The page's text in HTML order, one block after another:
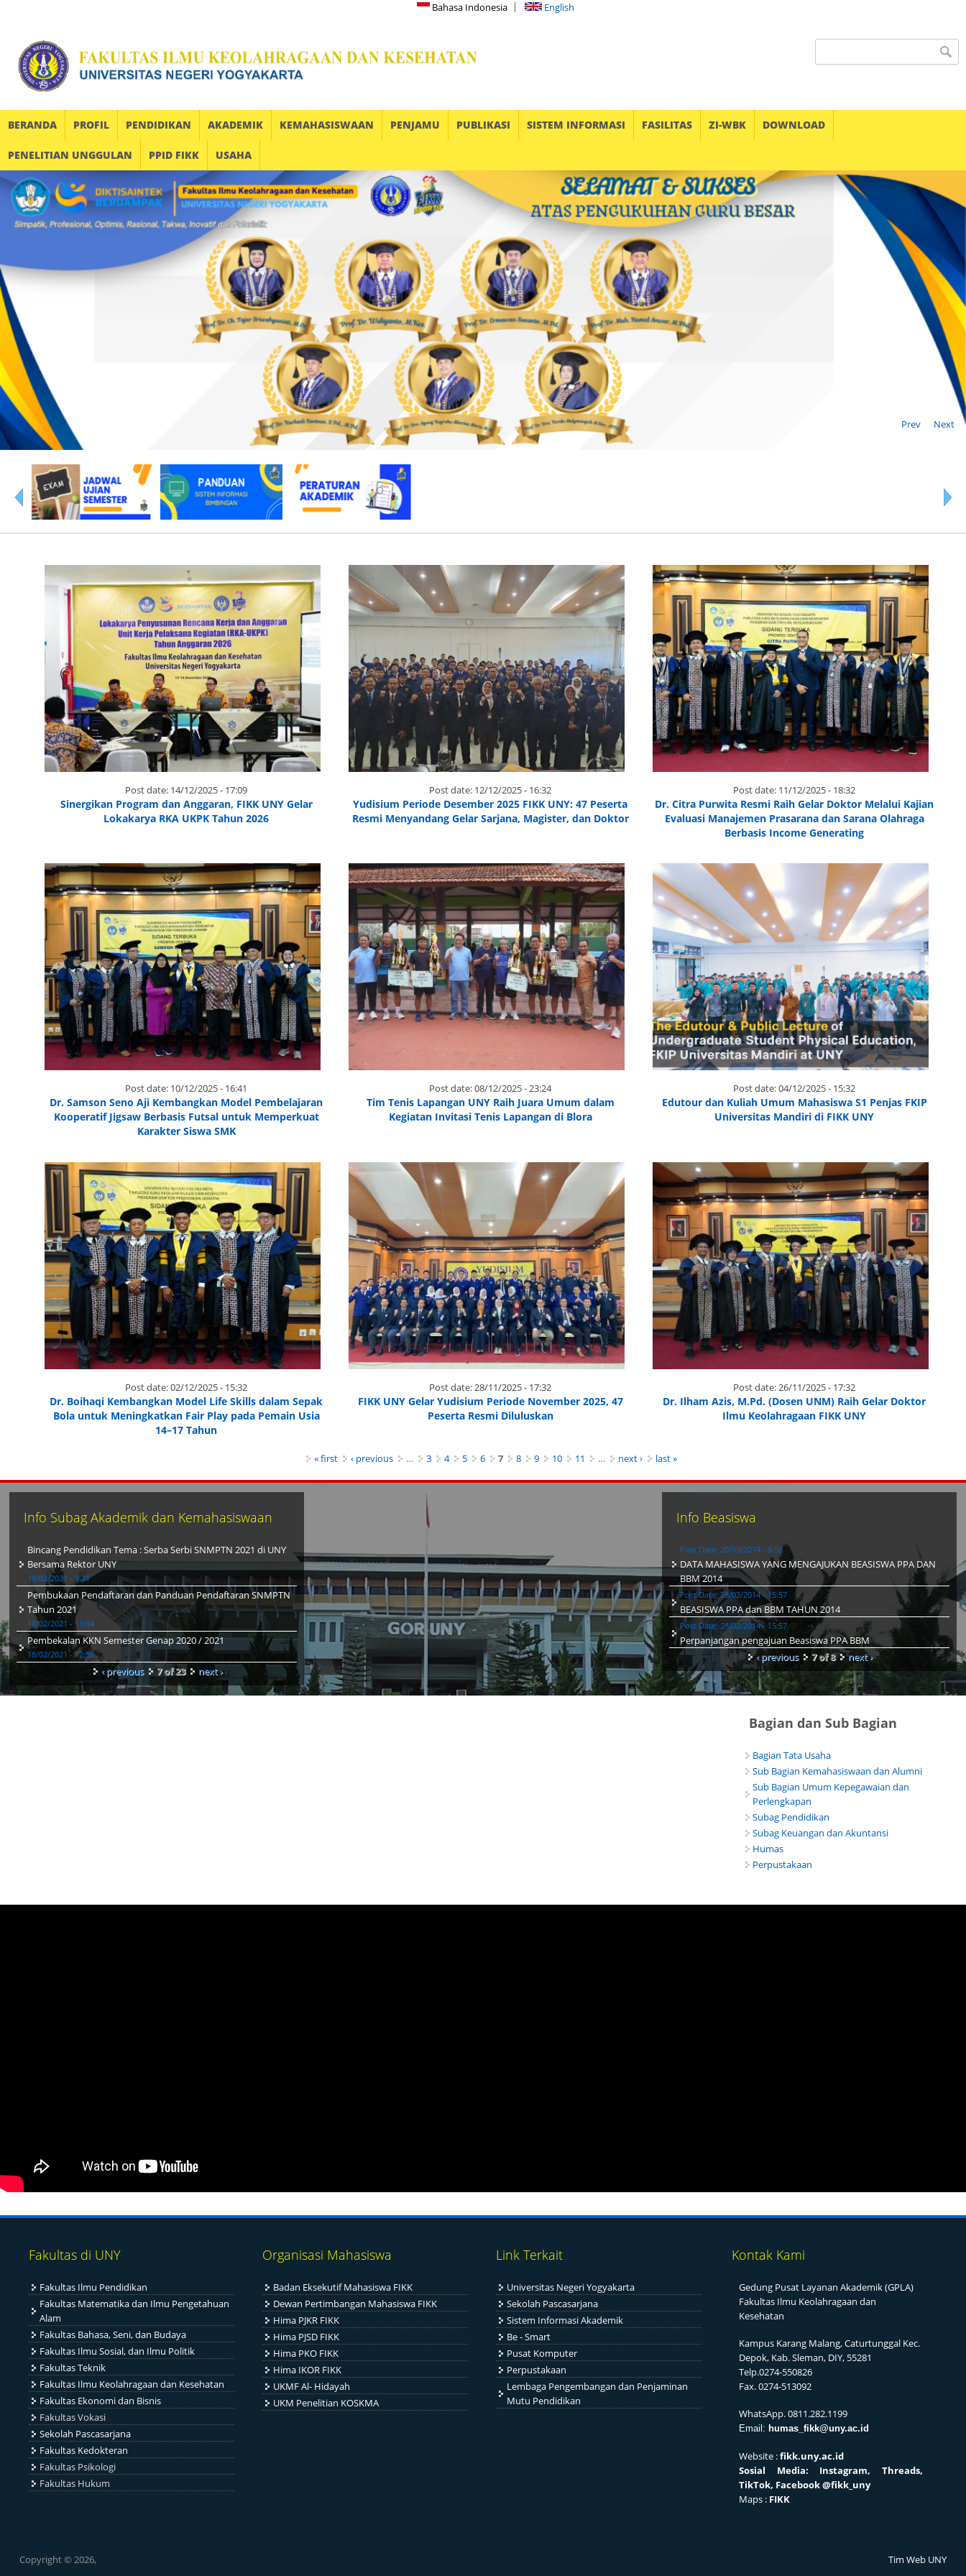
Bahasa Indonesia English
Search form
BERANDA PROFIL PENDIDIKAN AKADEMIK KEMAHASISWAAN PENJAMU PUBLIKASI SISTEM INFORMASI FASILITAS ZI-WBK DOWNLOAD
PENELITIAN UNGGULAN PPID FIKK USAHA
Prev Next
Post date: 14/12/2025 - 17:09
Sinergikan Program dan Anggaran, FIKK UNY Gelar
Lokakarya RKA UKPK Tahun 2026
Post date: 12/12/2025 - 16:32
Yudisium Periode Desember 2025 FIKK UNY: 47 Peserta
Resmi Menyandang Gelar Sarjana, Magister, dan Doktor
Post date: 11/12/2025 - 18:32
Dr. Citra Purwita Resmi Raih Gelar Doktor Melalui Kajian
Evaluasi Manajemen Prasarana dan Sarana Olahraga
Berbasis Income Generating
Post date: 10/12/2025 - 16:41
Dr. Samson Seno Aji Kembangkan Model Pembelajaran
Kooperatif Jigsaw Berbasis Futsal untuk Memperkuat
Karakter Siswa SMK
Post date:08/12/2025 - 23:24
Tim Tenis Lapangan UNY Raih Juara Umum dalam
Kegiatan Invitasi Tenis Lapangan di Blora
Post date:04/12/2025 - 15:32
Edutour dan Kuliah Umum Mahasiswa S1 Penjas FKIP
Universitas Mandiri di FIKK UNY
Post date:02/12/2025 - 15:32
Dr. Boihaqi Kembangkan Model Life Skills dalam Sepak
Bola untuk Meningkatkan Fair Play pada Pemain Usia
14–17 Tahun
Post date:28/11/2025 - 17:32
FIKK UNY Gelar Yudisium Periode November 2025, 47
Peserta Resmi Diluluskan
Post date:26/11/2025 - 17:32
Dr. Ilham Azis, M.Pd. (Dosen UNM) Raih Gelar Doktor
Ilmu Keolahragaan FIKK UNY
« first ‹ previous … 3 4 5 6 7 8 9 10 11 … next › last »
Info Subag Akademik dan Kemahasiswaan
Bincang Pendidikan Tema : Serba Serbi SNMPTN 2021 di UNY
Bersama Rektor UNY
19/02/2021 - 9:21
Pembukaan Pendaftaran dan Panduan Pendaftaran SNMPTN
Tahun 2021
18/02/2021 - 13:04
Pembekalan KKN Semester Genap 2020 / 2021
18/02/2021 - 12:59
‹ previous 7 of 23 next ›
Info Beasiswa
Post Date: 20/03/2014 - 9:58
DATA MAHASISWA YANG MENGAJUKAN BEASISWA PPA DAN
BBM 2014
Post Date:28/02/2014 - 15:57
BEASISWA PPA dan BBM TAHUN 2014
Post Date: 28/02/2014 - 15:57
Perpanjangan pengajuan Beasiswa PPA BBM
‹ previous
7 of 8 next ›
Bagian dan Sub Bagian
Bagian Tata Usaha
Sub Bagian Kemahasiswaan dan Alumni
Sub Bagian Umum Kepegawaian dan
Perlengkapan
Subag Pendidikan
Subag Keuangan dan Akuntansi
Humas
Perpustakaan
Fakultas di UNY
Fakultas Ilmu Pendidikan
Fakultas Matematika dan Ilmu Pengetahuan
Alam
Fakultas Bahasa, Seni, dan Budaya
Fakultas Ilmu Sosial, dan Ilmu Politik
Fakultas Teknik
Fakultas Ilmu Keolahragaan dan Kesehatan
Fakultas Ekonomi dan Bisnis
Fakultas Vokasi
Sekolah Pascasarjana
Fakultas Kedokteran
Fakultas Psikologi
Fakultas Hukum
Organisasi Mahasiswa
Badan Eksekutif Mahasiswa FIKK
Dewan Pertimbangan Mahasiswa FIKK
Hima PJKR FIKK
Hima PJSD FIKK
Hima PKO FIKK
Hima IKOR FIKK
UKMF Al- Hidayah
UKM Penelitian KOSKMA
Link Terkait
Universitas Negeri Yogyakarta
Sekolah Pascasarjana
Sistem Informasi Akademik
Be - Smart
Pusat Komputer
Perpustakaan
Lembaga Pengembangan dan Penjaminan
Mutu Pendidikan
Kontak Kami
Gedung Pusat Layanan Akademik (GPLA)
Fakultas Ilmu Keolahragaan dan
Kesehatan
Kampus Karang Malang, Caturtunggal Kec.
Depok, Kab. Sleman, DIY, 55281
Telp.0274-550826
Fax. 0274-513092
WhatsApp. 0811.282.1199
Email: humas_fikk@uny.ac.id
Website :fikk.uny.ac.id
Sosial
Media: Instagram, Threads,
TikTok, Facebook@fikk_uny
Maps : FIKK
Copyright © 2026, Tim Web UNY